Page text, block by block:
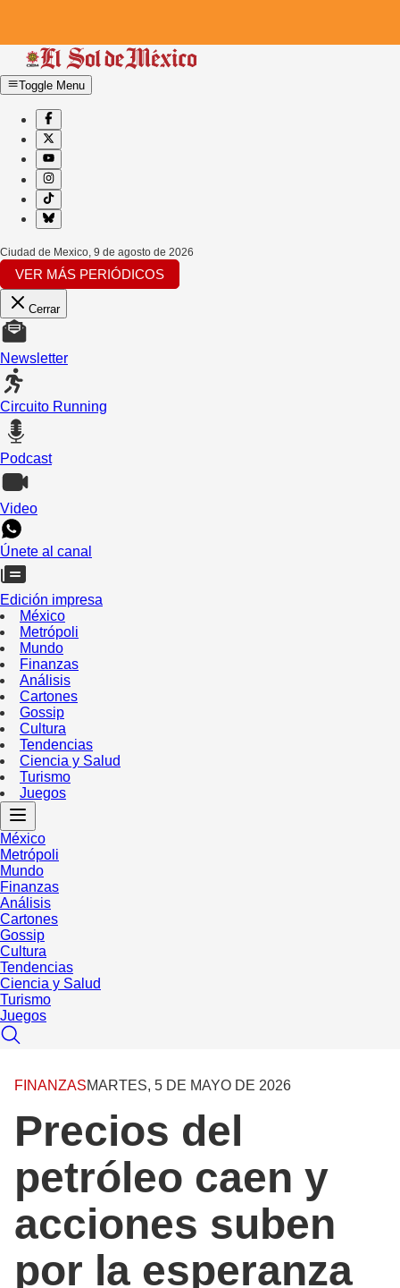
Toggle Menu
Ciudad de Mexico, 9 de agosto de 2026
VER MÁS PERIÓDICOS
Cerrar
Newsletter
Circuito Running
Podcast
Video
Únete al canal
Edición impresa
México
Metrópoli
Mundo
Finanzas
Análisis
Cartones
Gossip
Cultura
Tendencias
Ciencia y Salud
Turismo
Juegos
México
Metrópoli
Mundo
Finanzas
Análisis
Cartones
Gossip
Cultura
Tendencias
Ciencia y Salud
Turismo
Juegos
FINANZASMARTES, 5 DE MAYO DE 2026
Precios del
petróleo caen y
acciones suben
por la esperanza